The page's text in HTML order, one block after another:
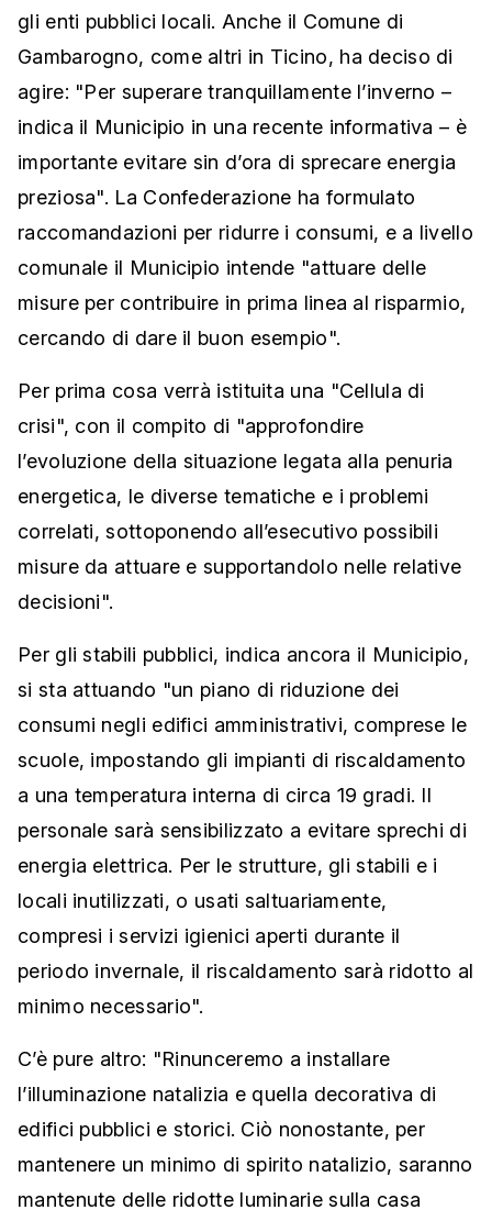
gli enti pubblici locali. Anche il Comune di
Gambarogno, come altri in Ticino, ha deciso di
agire: "Per superare tranquillamente l’inverno –
indica il Municipio in una recente informativa – è
importante evitare sin d’ora di sprecare energia
preziosa". La Confederazione ha formulato
raccomandazioni per ridurre i consumi, e a livello
comunale il Municipio intende "attuare delle
misure per contribuire in prima linea al risparmio,
cercando di dare il buon esempio".
Per prima cosa verrà istituita una "Cellula di
crisi", con il compito di "approfondire
l’evoluzione della situazione legata alla penuria
energetica, le diverse tematiche e i problemi
correlati, sottoponendo all’esecutivo possibili
misure da attuare e supportandolo nelle relative
decisioni".
Per gli stabili pubblici, indica ancora il Municipio,
si sta attuando "un piano di riduzione dei
consumi negli edifici amministrativi, comprese le
scuole, impostando gli impianti di riscaldamento
a una temperatura interna di circa 19 gradi. Il
personale sarà sensibilizzato a evitare sprechi di
energia elettrica. Per le strutture, gli stabili e i
locali inutilizzati, o usati saltuariamente,
compresi i servizi igienici aperti durante il
periodo invernale, il riscaldamento sarà ridotto al
minimo necessario".
C’è pure altro: "Rinunceremo a installare
l’illuminazione natalizia e quella decorativa di
edifici pubblici e storici. Ciò nonostante, per
mantenere un minimo di spirito natalizio, saranno
mantenute delle ridotte luminarie sulla casa